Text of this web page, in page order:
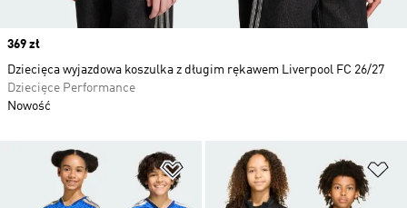
Dodaj do listy życzeń
Price
369 zł
Dziecięca wyjazdowa koszulka z długim rękawem Liverpool FC 26/27
Dziecięce Performance
Nowość